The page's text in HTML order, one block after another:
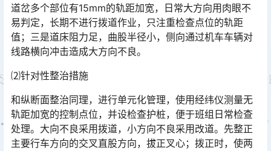
道岔多个部位有15mm的轨距加宽，日常大方向用肉眼不
易判定，长期不进行拨道作业，只注重检查点位的轨距
值；三是道床阻力足，曲股半径小，侧向通过机车车辆对
线路横向冲击造成大方向不良。󠅅󠅃󠄵󠅂󠄪󠇖󠆨󠆨󠇕󠆞󠆒󠅬󠇘󠆭󠆘󠇙󠆝󠅵󠇗󠆭󠆁󠄐󠇗󠅹󠅸󠇖󠆍󠅳󠇖󠅹󠅰󠇖󠆌󠅹
⑵针对性整治措施
和纵断面整治同理，进行单元化管理，使用经纬仪测量无
轨距加宽的控制点位，并设检查护桩，便于班组日常检查
处理。大向不良采用拨道，小方向不良采用改道。先整正
主要行车方向的交叉直股方向，拔正叉心；拨正时，使两